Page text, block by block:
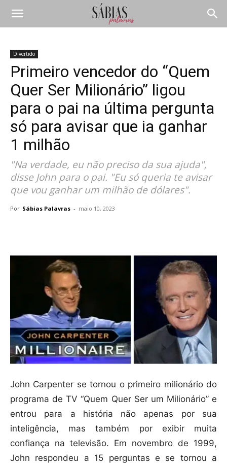
Divertido
Primeiro vencedor do “Quem
Quer Ser Milionário” ligou
para o pai na última pergunta
só para avisar que ia ganhar
1 milhão
"Na verdade, eu não preciso da sua ajuda",
disse John para o pai. "Eu só queria te avisar
que vou ganhar um milhão de dólares".
Por Sábias Palavras - maio 10, 2023
John Carpenter se tornou o primeiro milionário do
programa de TV “Quem Quer Ser um Milionário” e
entrou para a história não apenas por sua
inteligência, mas também por exibir muita
confiança na televisão. Em novembro de 1999,
John respondeu a 15 perguntas e se tornou a